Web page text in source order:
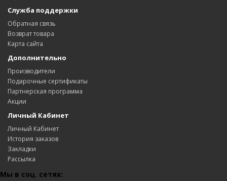
Служба поддержки
Обратная связь
Возврат товара
Карта сайта
Дополнительно
Производители
Подарочные сертификаты
Партнерская программа
Акции
Личный Кабинет
Личный Кабинет
История заказов
Закладки
Рассылка
Мы в соц. сетях: